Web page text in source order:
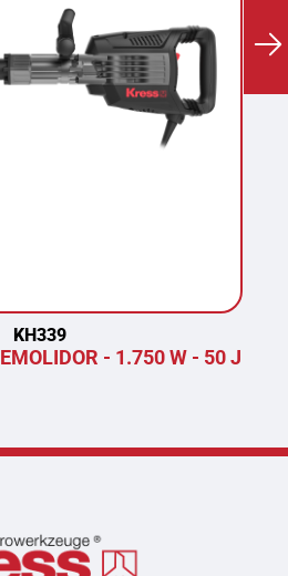
KH339
- 1.750 W - 50 J